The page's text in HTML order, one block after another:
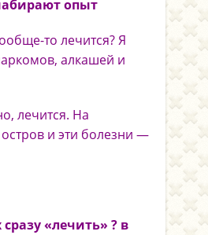
опыт
то лечится? Я
алкашей и
лечится. На
и эти болезни —
«лечить» ? в